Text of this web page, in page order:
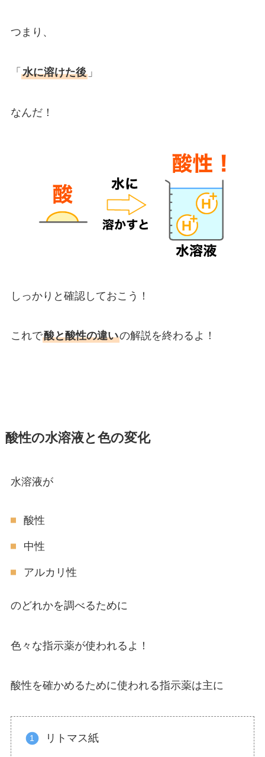
つまり、
「 水に溶けた後」
なんだ！
しっかりと確認しておこう！
これで酸と酸性の違いの解説を終わるよ！
酸性の水溶液と色の変化
水溶液が
酸性
中性
アルカリ性
のどれかを調べるために
色々な指示薬が使われるよ！
酸性を確かめるために使われる指示薬は主に
リトマス紙